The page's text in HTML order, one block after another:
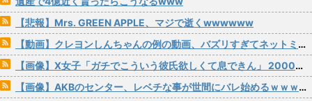
【悲報】Mrs. GREEN APPLE、マジで逝くwwwwww
【動画】クレヨンしんちゃんの例の動画、バズリすぎてネットミームと化すｗｗｗｗ
【画像】X女子「ガチでこういう彼氏欲しくて息できん」 2000万バズ
【画像】AKBのセンター、レベチな事が世間にバレ始めるｗｗｗｗｗｗｗ